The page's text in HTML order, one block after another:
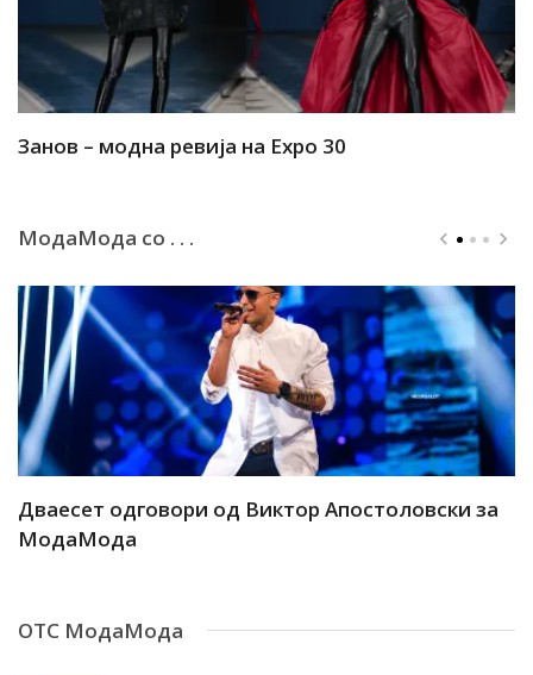
Занов – модна ревија на Expo 30
МодаМода со . . .
Дваесет одговори од Виктор Апостоловски за
МодаМода
ОТС МодаМода